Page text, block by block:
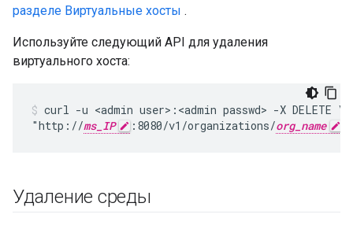
разделе Виртуальные хосты .
Используйте следующий API для удаления
виртуального хоста:
curl -u <admin user>:<admin passwd> -X DELETE \
"http://ms_IP :8080/v1/organizations/org_name
Удаление среды